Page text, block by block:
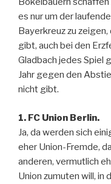
es nur um der
Bayerkreuz zu
gibt, auch bei den
Gladbach jedes Spiel
Jahr gegen den
nicht gibt.
1. FC Union Berlin.
Ja, da werden sich
eher Union-Fremde,
anderen, vermutlich
Union zumuten will, in